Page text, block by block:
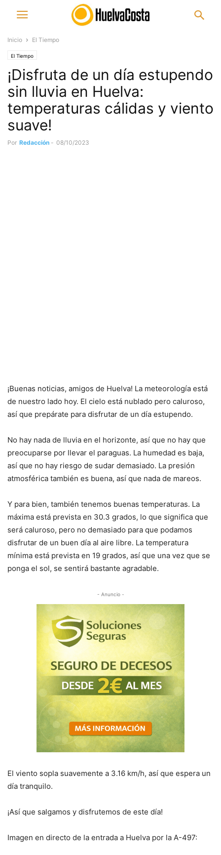
Inicio El Tiempo
El Tiempo
¡Disfruta de un día estupendo
sin lluvia en Huelva:
temperaturas cálidas y viento
suave!
Por Redacción - 08/10/2023
¡Buenas noticias, amigos de Huelva! La meteorología está
de nuestro lado hoy. El cielo está nublado pero caluroso,
así que prepárate para disfrutar de un día estupendo.
No hay nada de lluvia en el horizonte, así que no hay que
preocuparse por llevar el paraguas. La humedad es baja,
así que no hay riesgo de sudar demasiado. La presión
atmosférica también es buena, así que nada de mareos.
Y para bien, también tenemos buenas temperaturas. La
máxima está prevista en 30.3 grados, lo que significa que
será caluroso, pero no demasiado para que podamos
disfrutar de un buen día al aire libre. La temperatura
mínima está prevista en 19 grados, así que una vez que se
ponga el sol, se sentirá bastante agradable.
- Anuncio -
El viento sopla suavemente a 3.16 km/h, así que espera un
día tranquilo.
¡Así que salgamos y disfrutemos de este día!
Imagen en directo de la entrada a Huelva por la A-497: